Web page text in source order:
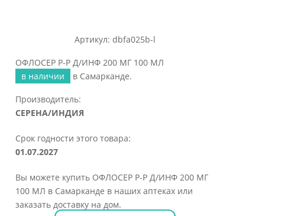
Артикул: dbfa025b-l
ОФЛОСЕР Р-Р Д/ИНФ 200 МГ 100 МЛ
в наличии
в Самарканде.
Производитель:
СЕРЕНА/ИНДИЯ
Срок годности этого товара:
01.07.2027
Вы можете купить ОФЛОСЕР Р-Р Д/ИНФ 200 МГ
100 МЛ в Самарканде в наших аптеках или
заказать доставку на дом.